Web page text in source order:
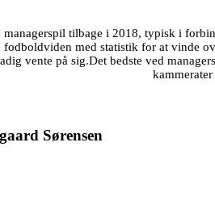
managerspil tilbage i 2018, typisk i
med statistik for at vinde
vente på sig.Det bedste ved
Sørensen